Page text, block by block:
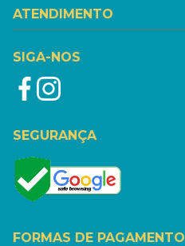
ATENDIMENTO
SIGA-NOS
SEGURANÇA
FORMAS DE PAGAMENTO